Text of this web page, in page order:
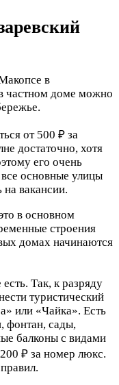
в
частном доме можно
от 500 ₽ за
достаточно, хотя
его очень
основные улицы
на вакансии.
в основном
строения
домах начинаются
Так, к разряду
туристический
или «Чайка». Есть
фонтан, сады,
балконы с видами
₽ за номер люкс.